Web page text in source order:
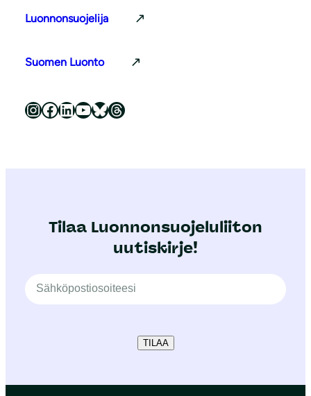
Luonnonsuojelija
Suomen Luonto
Luonnonsuojeluliitto Instagramissa Luonnonsuojeluliitto Facebookissa Luonnonsuojeluliitto LinkedInissä Luonnonsuojeluliiton YouTube-kanava Luonnonsuojeluliitto Blueskyssa Luonnonsuojeluliitto Threadsissa
Tilaa Luonnonsuojeluliiton
uutiskirje!
TILAA